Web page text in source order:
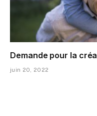
Demande pour la
juin 20, 2022